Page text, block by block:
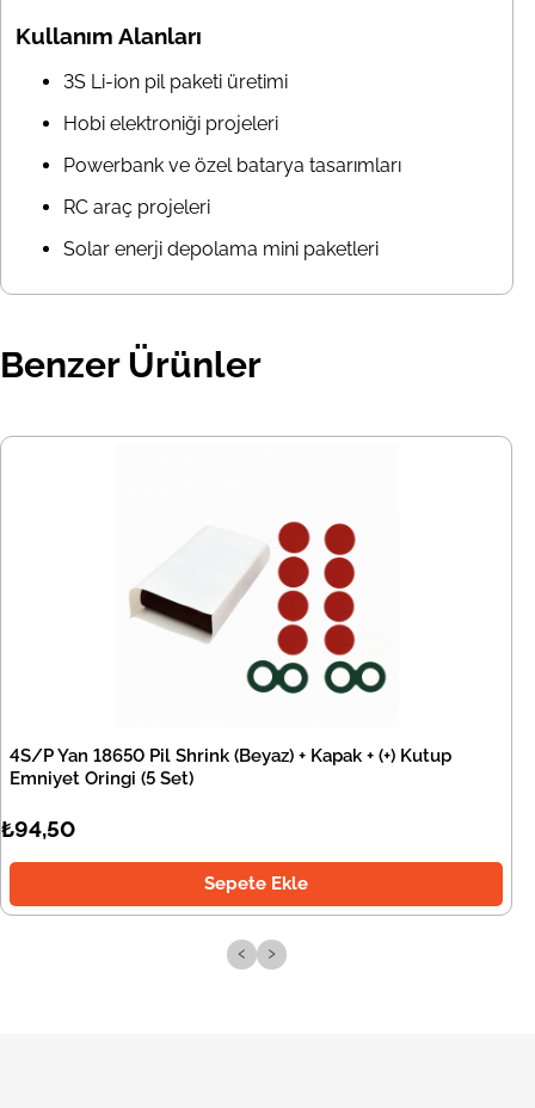
Kullanım Alanları
3S Li-ion pil paketi üretimi
Hobi elektroniği projeleri
Powerbank ve özel batarya tasarımları
RC araç projeleri
Solar enerji depolama mini paketleri
Benzer Ürünler
4S/P Yan 18650 Pil Shrink (Beyaz) + Kapak + (+) Kutup
Emniyet Oringi (5 Set)
₺94,50
Sepete Ekle
‹ ›